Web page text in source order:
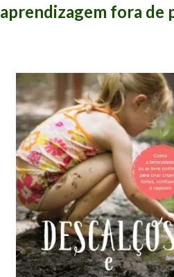
aprendizagem fora de